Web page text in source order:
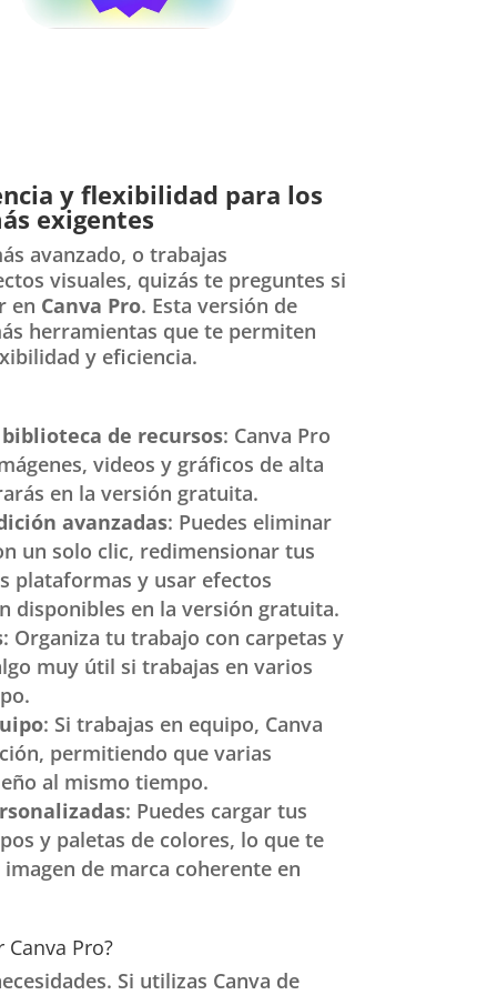
y flexibilidad para los
exigentes
avanzado, o trabajas
visuales, quizás te preguntes si
en Canva Pro. Esta versión de
herramientas que te permiten
y eficiencia.
de recursos: Canva Pro
videos y gráficos de alta
en la versión gratuita.
avanzadas: Puedes eliminar
un solo clic, redimensionar tus
plataformas y usar efectos
disponibles en la versión gratuita.
: Organiza tu trabajo con carpetas y
muy útil si trabajas en varios
: Si trabajas en equipo, Canva
permitiendo que varias
al mismo tiempo.
: Puedes cargar tus
y paletas de colores, lo que te
de marca coherente en
Pro?
Si utilizas Canva de